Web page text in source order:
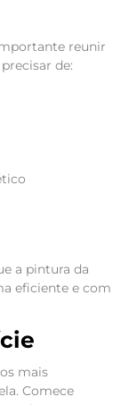
reunir
de:
a pintura da
eficiente e com
mais
Comece